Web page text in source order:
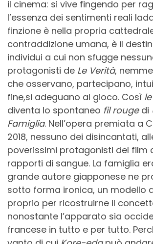
il cinema: si vive fingendo per
l’essenza dei sentimenti reali
finzione è nella propria
contraddizione umana, è il
individui a cui non sfugge
protagonisti de Le Verità,
che osservano, partecipano,
fine,si adeguano al gioco. Così
diventa lo spontaneo fil rougedi
Famiglia. Nell’opera premiata a
2018, nessuno dei disincantati,
poverissimi protagonisti del film
rapporti di sangue. La famiglia
grande autore giapponese ne
sotto forma ironica, un modello
proprio per ricostruirne il
nonostante l’apparato sia
francese in tutto e per tutto.